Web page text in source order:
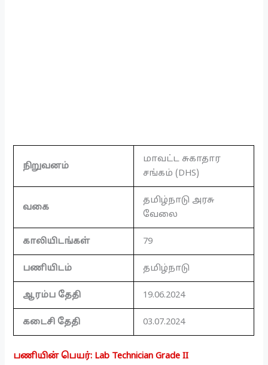
நிறுவனம்
மாவட்ட சுகாதார
சங்கம் (DHS)
வகை
தமிழ்நாடு அரசு
வேலை
காலியிடங்கள் 79
பணியிடம் தமிழ்நாடு
ஆரம்ப தேதி 19.06.2024
கடைசி தேதி 03.07.2024
பணியின் பெயர்: Lab Technician Grade II